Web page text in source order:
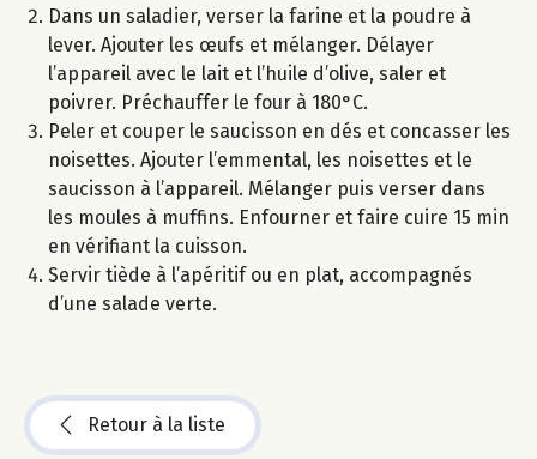
Dans un saladier, verser la farine et la poudre à
lever. Ajouter les œufs et mélanger. Délayer
l’appareil avec le lait et l’huile d’olive, saler et
poivrer. Préchauffer le four à 180°C.
Peler et couper le saucisson en dés et concasser les
noisettes. Ajouter l’emmental, les noisettes et le
saucisson à l’appareil. Mélanger puis verser dans
les moules à muffins. Enfourner et faire cuire 15 min
en vérifiant la cuisson.
Servir tiède à l’apéritif ou en plat, accompagnés
d’une salade verte.
Retour à la liste